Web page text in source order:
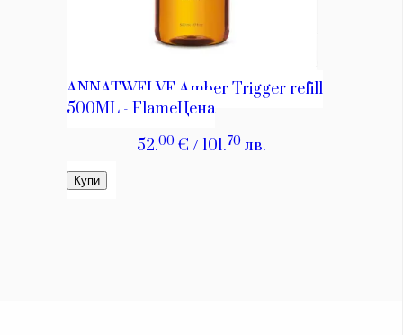
Facebook Instagram Twitter
Pinterest
YouTube
Spotify Soundcloud
Ако нашият сайт ви харесва, можете да се абонирате за